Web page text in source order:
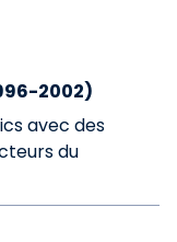
2002)
avec des
du